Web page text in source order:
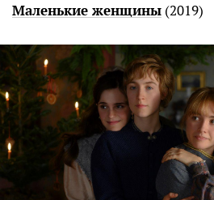
Маленькие женщины (2019)